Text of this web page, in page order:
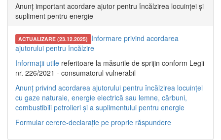
Anunț important acordare ajutor pentru încălzirea locuinței și
supliment pentru energie
ACTUALIZARE (23.12.2025) Informare privind acordarea
ajutorului pentru încălzire
Informații utile referitoare la măsurile de sprijin conform Legii
nr. 226/2021 - consumatorul vulnerabil
Anunț privind acordarea ajutorului pentru încălzirea locuinței
cu gaze naturale, energie electrică sau lemne, cărbuni,
combustibili petrolieri și a suplimentului pentru energie
Formular cerere-declarație pe proprie răspundere